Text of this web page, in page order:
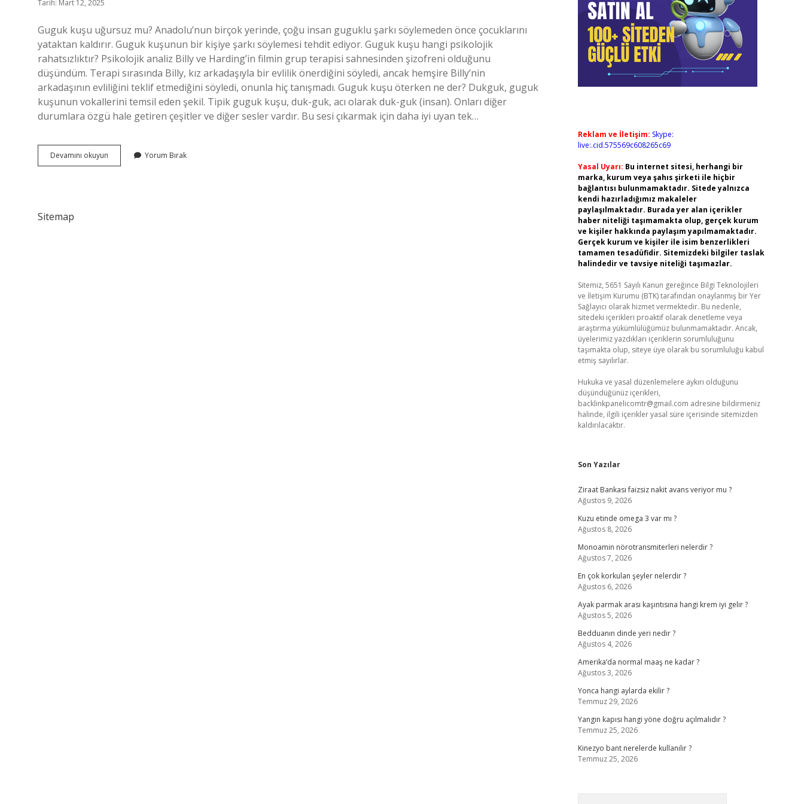
Tarih: Mart 12, 2025
Guguk kuşu uğursuz mu? Anadolu’nun birçok yerinde, çoğu insan guguklu şarkı söylemeden önce çocuklarını
yataktan kaldırır. Guguk kuşunun bir kişiye şarkı söylemesi tehdit ediyor. Guguk kuşu hangi psikolojik
rahatsızlıktır? Psikolojik analiz Billy ve Harding’in filmin grup terapisi sahnesinden şizofreni olduğunu
düşündüm. Terapi sırasında Billy, kız arkadaşıyla bir evlilik önerdiğini söyledi, ancak hemşire Billy’nin
arkadaşının evliliğini teklif etmediğini söyledi, onunla hiç tanışmadı. Guguk kuşu öterken ne der? Dukguk, guguk
kuşunun vokallerini temsil eden şekil. Tipik guguk kuşu, duk-guk, acı olarak duk-guk (insan). Onları diğer
durumlara özgü hale getiren çeşitler ve diğer sesler vardır. Bu sesi çıkarmak için daha iyi uyan tek…
Devamını okuyun
Kuşu
Yorum Bırak
Sitemap
Reklam ve İletişim: Skype:
live:.cid.575569c608265c69
Yasal Uyarı: Bu internet sitesi, herhangi bir
marka, kurum veya şahıs şirketi ile hiçbir
bağlantısı bulunmamaktadır. Sitede yalnızca
kendi hazırladığımız makaleler
paylaşılmaktadır. Burada yer alan içerikler
haber niteliği taşımamakta olup, gerçek kurum
ve kişiler hakkında paylaşım yapılmamaktadır.
Gerçek kurum ve kişiler ile isim benzerlikleri
tamamen tesadüfidir. Sitemizdeki bilgiler taslak
halindedir ve tavsiye niteliği taşımazlar.
Sitemiz, 5651 Sayılı Kanun gereğince Bilgi Teknolojileri
ve İletişim Kurumu (BTK) tarafından onaylanmış bir Yer
Sağlayıcı olarak hizmet vermektedir. Bu nedenle,
sitedeki içerikleri proaktif olarak denetleme veya
araştırma yükümlülüğümüz bulunmamaktadır. Ancak,
üyelerimiz yazdıkları içeriklerin sorumluluğunu
taşımakta olup, siteye üye olarak bu sorumluluğu kabul
etmiş sayılırlar.
Hukuka ve yasal düzenlemelere aykırı olduğunu
düşündüğünüz içerikleri,
backlinkpanelicomtr@gmail.com adresine bildirmeniz
halinde, ilgili içerikler yasal süre içerisinde sitemizden
kaldırılacaktır.
Son Yazılar
Ziraat Bankası faizsiz nakit avans veriyor mu ?
Ağustos 9, 2026
Kuzu etinde omega 3 var mı ?
Ağustos 8, 2026
Monoamin nörotransmiterleri nelerdir ?
Ağustos 7, 2026
En çok korkulan şeyler nelerdir ?
Ağustos 6, 2026
Ayak parmak arası kaşıntısına hangi krem iyi gelir ?
Ağustos 5, 2026
Bedduanın dinde yeri nedir ?
Ağustos 4, 2026
Amerika’da normal maaş ne kadar ?
Ağustos 3, 2026
Yonca hangi aylarda ekilir ?
Temmuz 29, 2026
Yangın kapısı hangi yöne doğru açılmalıdır ?
Temmuz 25, 2026
Kinezyo bant nerelerde kullanılır ?
Temmuz 25, 2026